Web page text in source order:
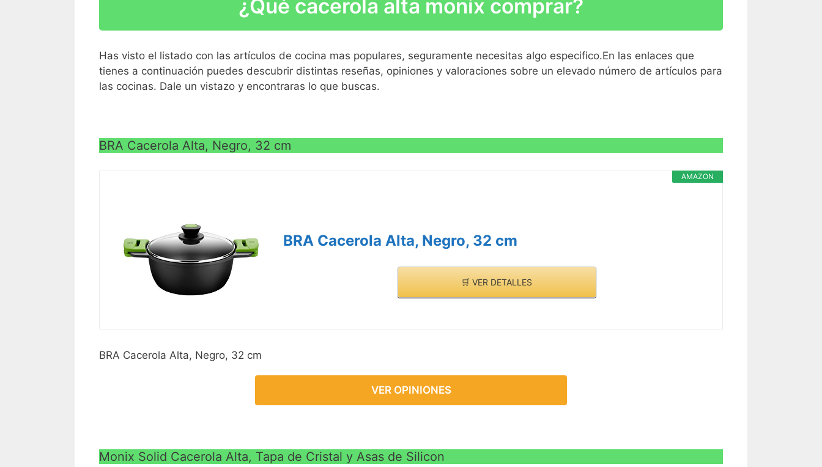
VER CARACTERÍSTICAS >
Tapa en vidrio templado con salida de vapor.¿Qué cacerola alta monix comprar?
Has visto el listado con las artículos de cocina mas populares, seguramente necesitas algo especifico.En las enlaces que
tienes a continuación puedes descubrir distintas reseñas, opiniones y valoraciones sobre un elevado número de artículos para
las cocinas. Dale un vistazo y encontraras lo que buscas.
BRA Cacerola Alta, Negro, 32 cm
AMAZON
BRA Cacerola Alta, Negro, 32 cm
🛒 VER DETALLES
BRA Cacerola Alta, Negro, 32 cm
VER OPINIONES
Monix Solid Cacerola Alta, Tapa de Cristal y Asas de Silicon